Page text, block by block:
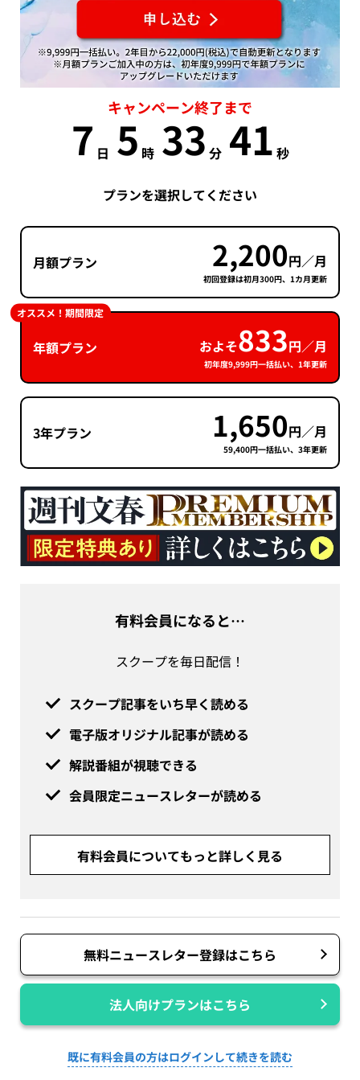
キャンペーン終了まで
7 日 5 時 33 分 40 秒
プランを選択してください
月額プラン 2,200円／月
初回登録は初月300円、1カ月更新
年額プラン およそ833円／月
初年度9,999円一括払い、1年更新
オススメ！期間限定
3年プラン 1,650円／月
59,400円一括払い、3年更新
有料会員になると…
スクープを毎日配信！
スクープ記事をいち早く読める
電子版オリジナル記事が読める
解説番組が視聴できる
会員限定ニュースレターが読める
有料会員についてもっと詳しく見る
無料ニュースレター登録はこちら
法人向けプランはこちら
既に有料会員の方はログインして続きを読む